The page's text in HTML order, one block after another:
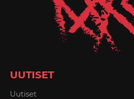
UUTISET
Uutiset